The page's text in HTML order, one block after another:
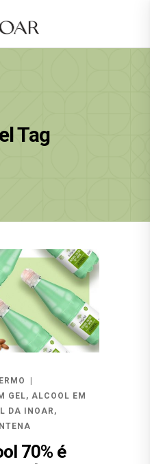
Tag
GEL, ALCOOL EM
DA INOAR ,
70% é